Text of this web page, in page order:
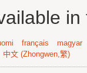
français
magyar
中文 (Zhongwen,繁)